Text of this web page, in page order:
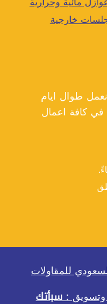
خارجية
طوال ايام
كافة اعمال
للمقاولات
:سبأتك